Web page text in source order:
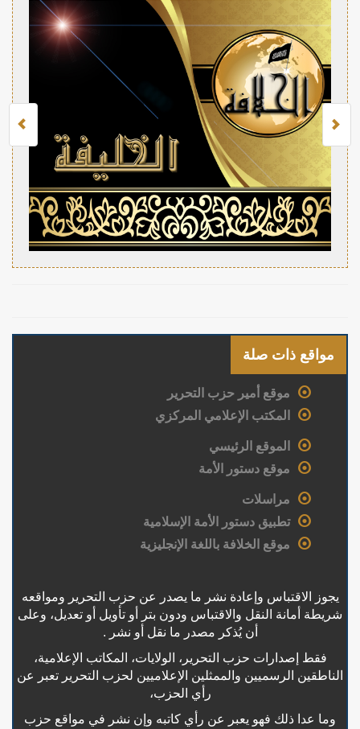
مواقع ذات صلة
موقع أمير حزب التحرير
المكتب الإعلامي المركزي
الموقع الرئيسي
موقع دستور الأمة
مراسلات
تطبيق دستور الأمة الإسلامية
موقع الخلافة باللغة الإنجليزية
يجوز الاقتباس وإعادة نشر ما يصدر عن حزب التحرير ومواقعه
شريطة أمانة النقل والاقتباس ودون بتر أو تأويل أو تعديل، وعلى
أن يُذكر مصدر ما نقل أو نشر .
فقط إصدارات حزب التحرير، الولايات، المكاتب الإعلامية،
الناطقين الرسميين والممثلين الإعلاميين لحزب التحرير تعبر عن
رأي الحزب،
وما عدا ذلك فهو يعبر عن رأي كاتبه وإن نشر في مواقع حزب